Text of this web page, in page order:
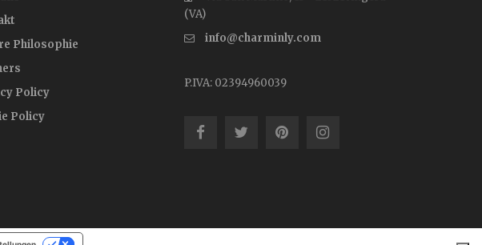
Philosophie
Policy
Policy
(VA)
info@charminly.com
P.IVA: 02394960039